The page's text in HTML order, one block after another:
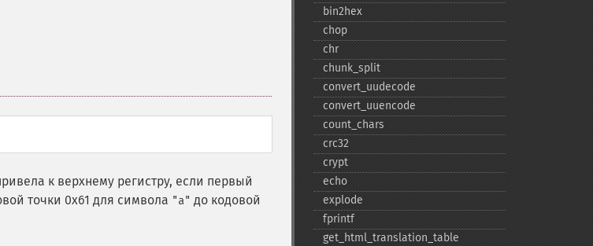
к верхнему регистру, если первый
точки 0x61 для символа "a" до кодовой
bin2hex
chop
chr
chunk_​split
convert_​uudecode
convert_​uuencode
count_​chars
crc32
crypt
echo
explode
fprintf
get_​html_​translation_​table